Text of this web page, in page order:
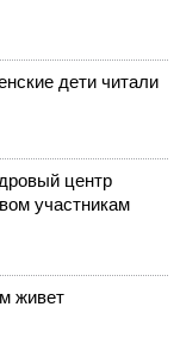
дети читали
центр
участникам
живет